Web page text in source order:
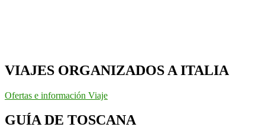
VIAJES ORGANIZADOS A ITALIA
Ofertas e información Viaje
GUÍA DE TOSCANA